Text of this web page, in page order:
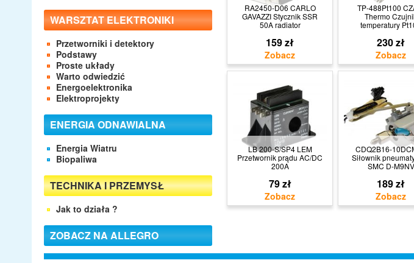
WARSZTAT ELEKTRONIKI
Przetworniki i detektory
Podstawy
Proste układy
Warto odwiedzić
Energoelektronika
Elektroprojekty
ENERGIA ODNAWIALNA
Energia Wiatru
Biopaliwa
TECHNIKA I PRZEMYSŁ
Jak to działa ?
ZOBACZ NA ALLEGRO
RA2450-D06 CARLO
GAVAZZI Stycznik SSR
50A radiator
159 zł
TP-488Pt100
Thermo
temperatury
230 zł
LB 200-S/SP4 LEM
Przetwornik prądu AC/DC
200A
79 zł
CDQ2B16-
Siłownik
SMC D-M9NV
189 zł